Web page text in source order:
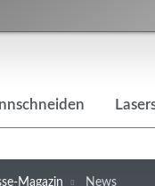
Magazin News